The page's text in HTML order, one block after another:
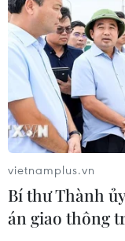
08/08/2026 06:36
Đà Nẵng: Sóng
Nghê, 3 người
08/08/2026 06:02
Mở ra không gian
08/08/2026 05:39
vietnamplus.vn
Bí thư Thành
án giao thông